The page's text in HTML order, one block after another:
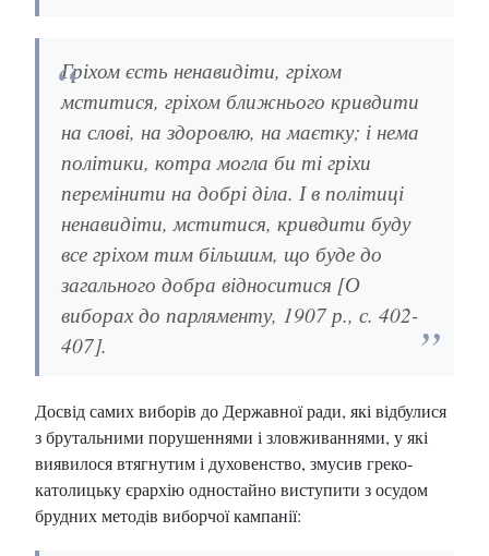
Гріхом єсть ненавидіти, гріхом
мститися, гріхом ближнього кривдити
на слові, на здоровлю, на маєтку; і нема
політики, котра могла би ті гріхи
перемінити на добрі діла. І в політиці
ненавидіти, мститися, кривдити буду
все гріхом тим більшим, що буде до
загального добра відноситися [О
виборах до парляменту, 1907 р., с. 402-
407].
Досвід самих виборів до Державної ради, які відбулися
з брутальними порушеннями і зловживаннями, у які
виявилося втягнутим і духовенство, змусив греко-
католицьку єрархію одностайно виступити з осудом
брудних методів виборчої кампанії: